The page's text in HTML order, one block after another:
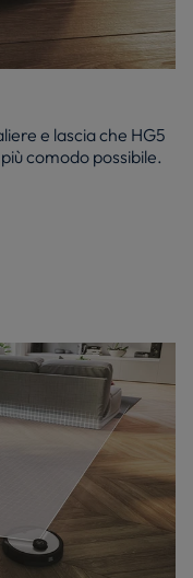
e lascia che HG5
comodo possibile.